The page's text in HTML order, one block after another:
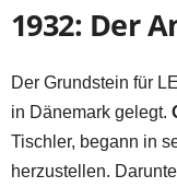
1932: Der
Der Grundstein für
in Dänemark gelegt.
Tischler, begann in
herzustellen.